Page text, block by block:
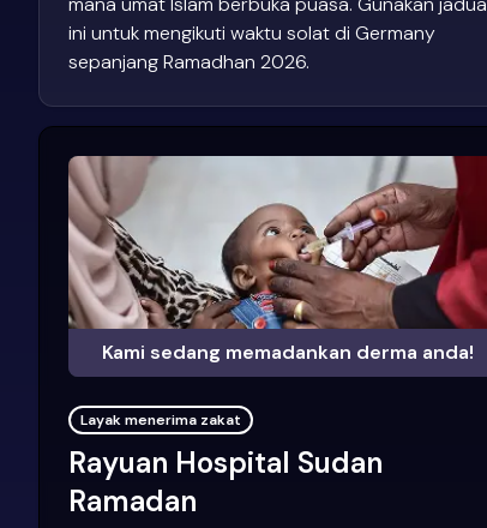
ini untuk mengikuti waktu solat di Germany
sepanjang Ramadhan 2026.
Kami sedang memadankan derma anda!
Layak menerima zakat
Rayuan Hospital Sudan
Ramadan